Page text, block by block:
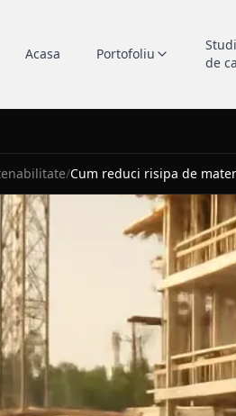
Acasa Portofoliu
de
/Cum reduci risipa de